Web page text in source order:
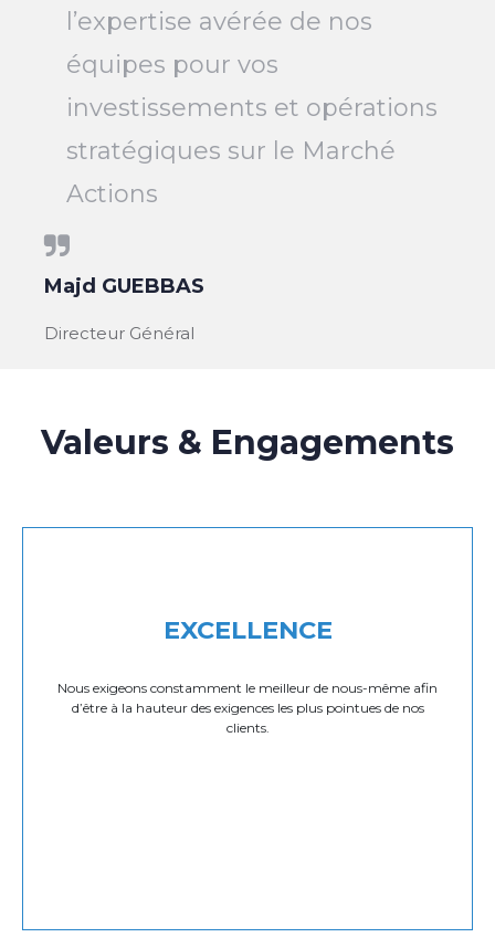
l’expertise avérée de nos
équipes pour vos
investissements et opérations
stratégiques sur le Marché
Actions
Majd GUEBBAS
Directeur Général
Valeurs & Engagements
EXCELLENCE
Nous exigeons constamment le meilleur de nous-même afin
d’être à la hauteur des exigences les plus pointues de nos
clients.